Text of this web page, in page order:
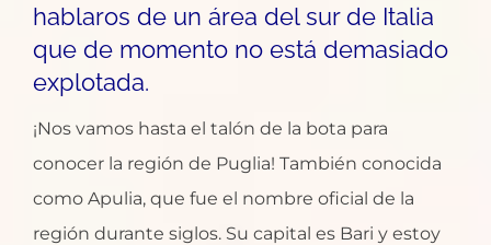
hablaros de un área del sur de Italia
que de momento no está demasiado
explotada.
¡Nos vamos hasta el talón de la bota para
conocer la región de Puglia! También conocida
como Apulia, que fue el nombre oficial de la
región durante siglos. Su capital es Bari y estoy